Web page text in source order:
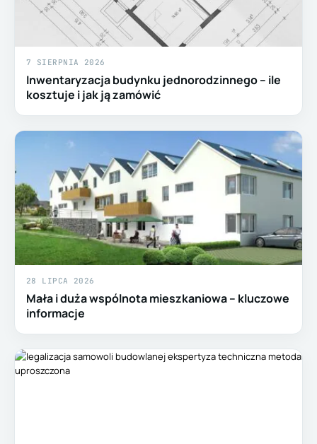
7 SIERPNIA 2026
Inwentaryzacja budynku jednorodzinnego – ile
kosztuje i jak ją zamówić
28 LIPCA 2026
Mała i duża wspólnota mieszkaniowa – kluczowe
informacje